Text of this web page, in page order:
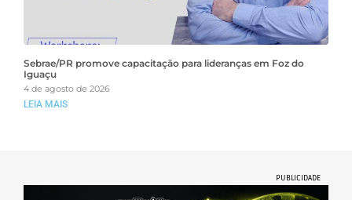
Sebrae/PR promove capacitação para lideranças em Foz do
Iguaçu
4 de agosto de 2026
LEIA MAIS
PUBLICIDADE